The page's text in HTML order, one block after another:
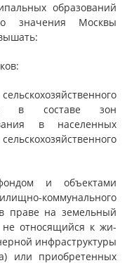
образований
значения Москвы
в составе зон
в насе­лен­ных
и объектами
коммунального
праве на земельный
не относящийся к жи­
инфраструктуры
или приобретенных